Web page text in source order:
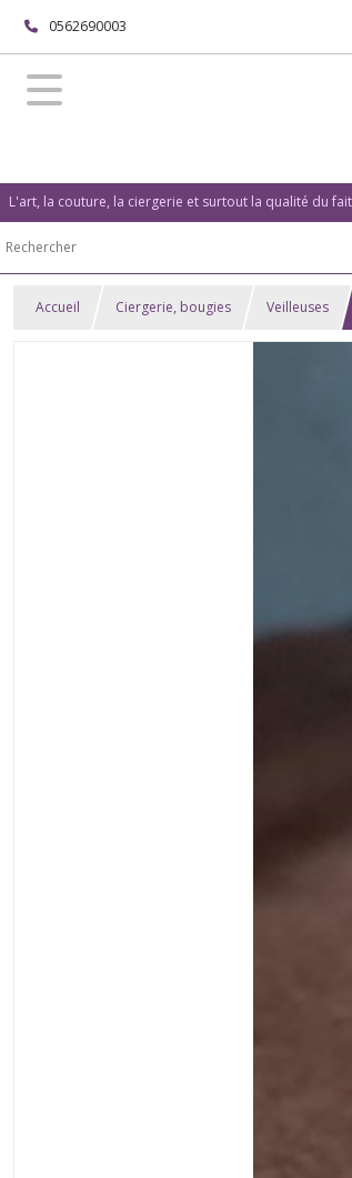
0562690003
L'art, la couture, la ciergerie et surtout la qualité du
Accueil Ciergerie, bougies Veilleuses